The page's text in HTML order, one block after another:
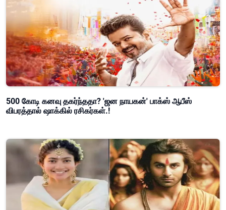
500 கோடி கனவு தகர்ந்ததா? 'ஜன நாயகன்' பாக்ஸ் ஆபீஸ்
விபரத்தால் ஷாக்கில் ரசிகர்கள்.!